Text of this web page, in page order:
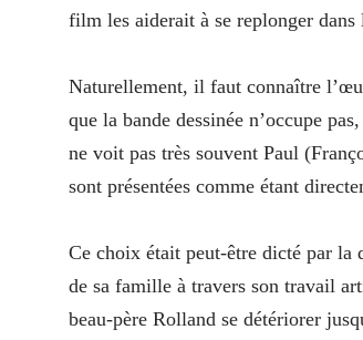
film les aiderait à se replonger dans
Naturellement, il faut connaître
que la bande dessinée n’occupe
ne voit pas très souvent Paul
sont présentées comme étant
Ce choix était peut-être dicté par la
de sa famille à travers son travail
beau-père Rolland se détériorer